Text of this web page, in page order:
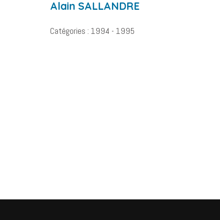
Alain SALLANDRE
Catégories : 1994 - 1995